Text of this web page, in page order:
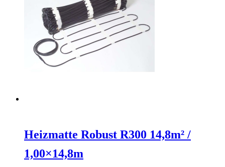
Heizmatte Robust R300 14,8m² /
1,00×14,8m